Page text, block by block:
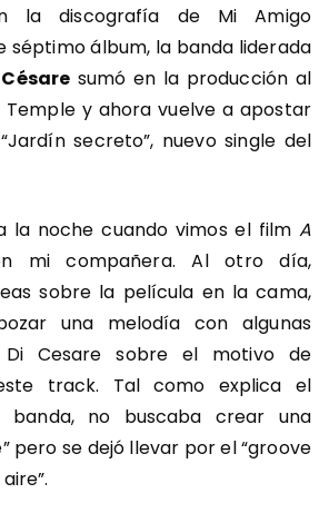
la discografía de Mi Amigo
séptimo álbum, la banda liderada
sumó en la producción al
Temple y ahora vuelve a apostar
secreto”, nuevo single del
la noche cuando vimos el film A
mi compañera. Al otro día,
sobre la película en la cama,
una melodía con algunas
Di Cesare sobre el motivo de
track. Tal como explica el
no buscaba crear una
” pero se dejó llevar por el “groove
”.